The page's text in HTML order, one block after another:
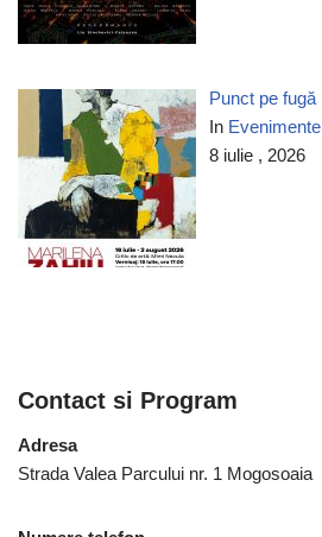
Punct pe fugă
In Evenimente
8 iulie , 2026
Contact si Program
Adresa
Strada Valea Parcului nr. 1 Mogosoaia